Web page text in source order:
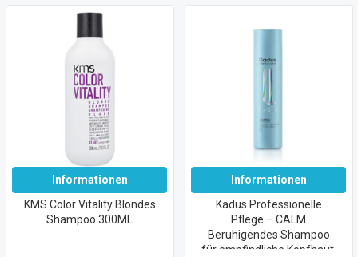
Informationen
KMS Color Vitality Blondes
Shampoo 300ML
Informationen
Kadus Professionelle
Pflege – CALM
Beruhigendes Shampoo
für empfindliche Kopfhaut,